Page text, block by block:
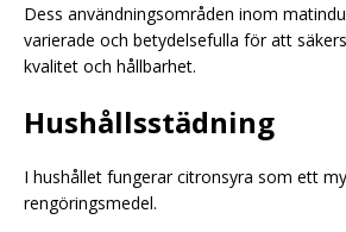
Dess användningsområden inom
varierade och betydelsefulla för att
kvalitet och hållbarhet.
Hushållsstädning
I hushållet fungerar citronsyra som ett
rengöringsmedel.